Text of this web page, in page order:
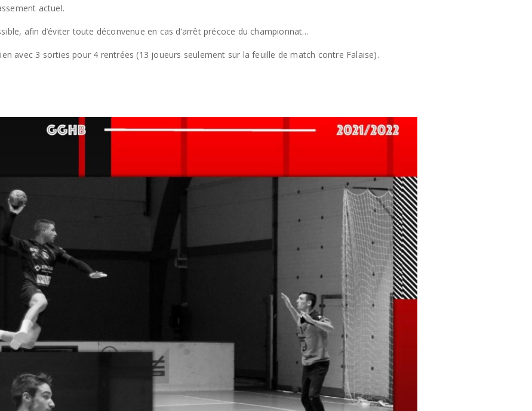
actuel.
afin d’éviter toute déconvenue en cas d’arrêt précoce du championnat…
avec 3 sorties pour 4 rentrées (13 joueurs seulement sur la feuille de match contre Falaise).